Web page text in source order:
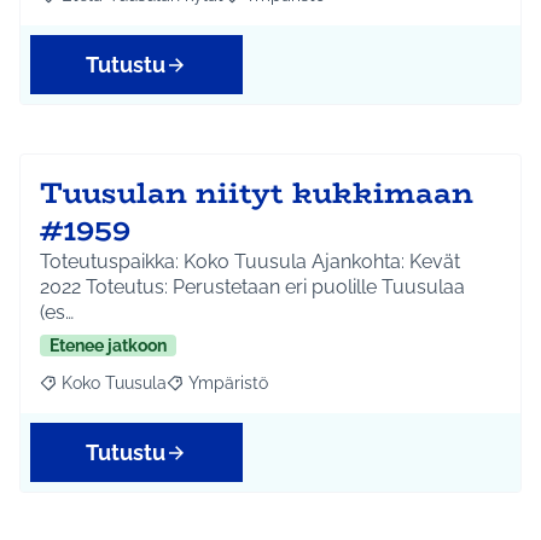
Rajaa tulokset aihepiirin mukaan: Etelä-Tuusulan kylät
Rajaa tulokset teeman mukaan:
Tutustu
Tuusulan niityt kukkimaan
#1959
Toteutuspaikka: Koko Tuusula Ajankohta: Kevät
2022 Toteutus: Perustetaan eri puolille Tuusulaa
(es…
Etenee jatkoon
Rajaa tulokset aihepiirin mukaan: Koko Tuusula
Koko Tuusula Rajaa tulokset teeman mukaan: Ympäristö
Ympäristö
Tutustu